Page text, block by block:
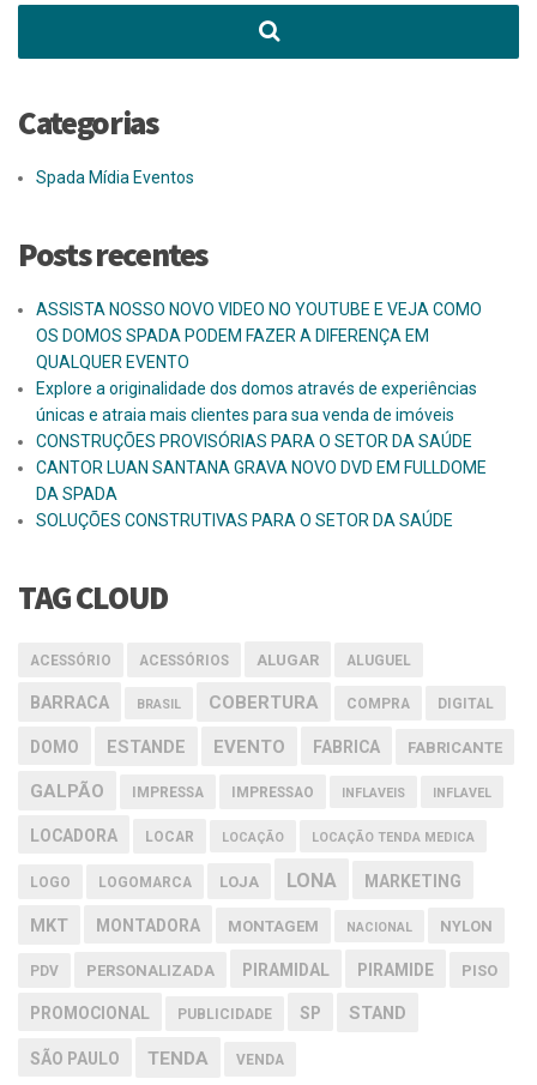
Categorias
Spada Mídia Eventos
Posts recentes
ASSISTA NOSSO NOVO VIDEO NO YOUTUBE E VEJA COMO
OS DOMOS SPADA PODEM FAZER A DIFERENÇA EM
QUALQUER EVENTO
Explore a originalidade dos domos através de experiências
únicas e atraia mais clientes para sua venda de imóveis
CONSTRUÇÕES PROVISÓRIAS PARA O SETOR DA SAÚDE
CANTOR LUAN SANTANA GRAVA NOVO DVD EM FULLDOME
DA SPADA
SOLUÇÕES CONSTRUTIVAS PARA O SETOR DA SAÚDE
TAG CLOUD
ACESSÓRIO ACESSÓRIOS ALUGAR ALUGUEL
BARRACA BRASIL COBERTURA COMPRA DIGITAL
DOMO ESTANDE EVENTO FABRICA FABRICANTE
GALPÃO IMPRESSA IMPRESSAO INFLAVEIS INFLAVEL
LOCADORA LOCAR LOCAÇÃO LOCAÇÃO TENDA MEDICA
LOGO LOGOMARCA LOJA LONA MARKETING
MKT MONTADORA MONTAGEM NACIONAL NYLON
PDV PERSONALIZADA PIRAMIDAL PIRAMIDE PISO
PROMOCIONAL PUBLICIDADE SP STAND
SÃO PAULO TENDA VENDA